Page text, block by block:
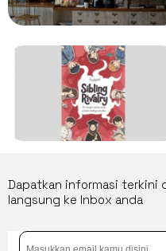
Dapatkan informasi terkini
langsung ke Inbox anda